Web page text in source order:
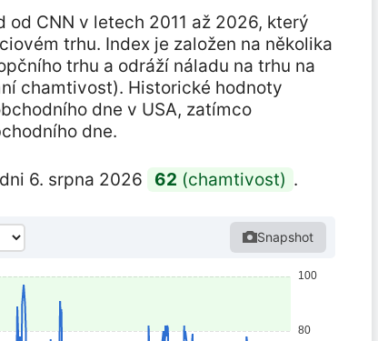
CNN v letech 2011 až 2026, který
trhu. Index je založen na několika
trhu a odráží náladu na trhu na
chamtivost). Historické hodnoty
dne v USA, zatímco
dne.
6. srpna 2026 62 (chamtivost) .
Snapshot